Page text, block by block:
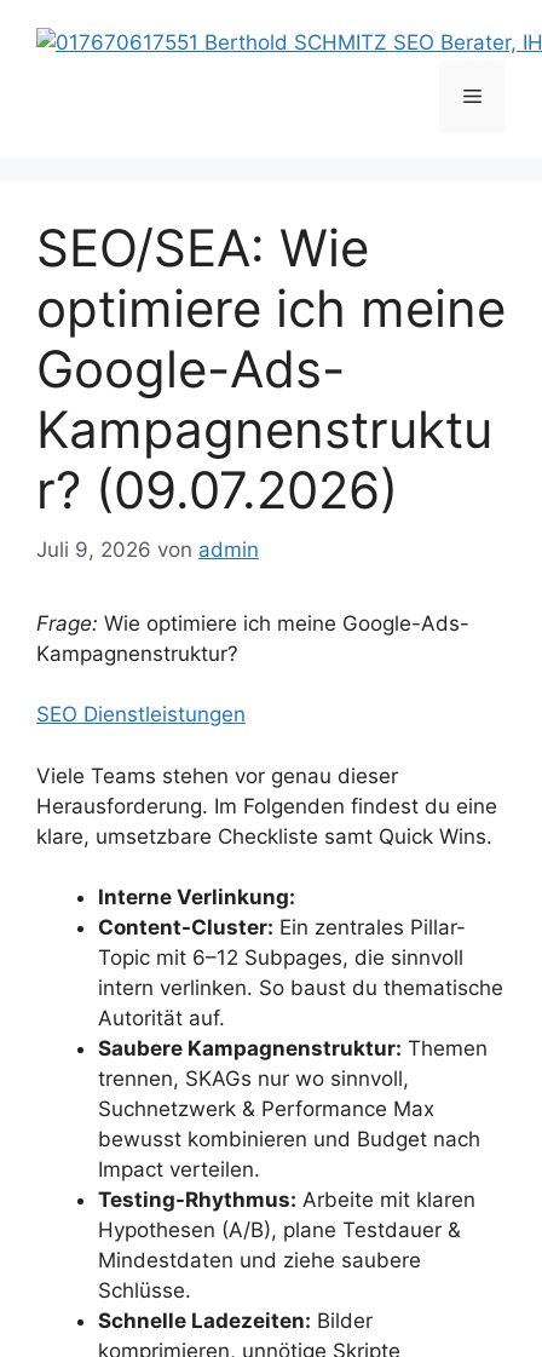
Inhalt
Menü
SEO/SEA: Wie
optimiere ich meine
Google-Ads-
Kampagnenstruktu
r? (09.07.2026)
Juli 9, 2026 von admin
Frage: Wie optimiere ich meine Google-Ads-
Kampagnenstruktur?
SEO Dienstleistungen
Viele Teams stehen vor genau dieser
Herausforderung. Im Folgenden findest du eine
klare, umsetzbare Checkliste samt Quick Wins.
Interne Verlinkung:
Content-Cluster: Ein zentrales Pillar-
Topic mit 6–12 Subpages, die sinnvoll
intern verlinken. So baust du thematische
Autorität auf.
Saubere Kampagnenstruktur: Themen
trennen, SKAGs nur wo sinnvoll,
Suchnetzwerk & Performance Max
bewusst kombinieren und Budget nach
Impact verteilen.
Testing-Rhythmus: Arbeite mit klaren
Hypothesen (A/B), plane Testdauer &
Mindestdaten und ziehe saubere
Schlüsse.
Schnelle Ladezeiten: Bilder
komprimieren, unnötige Skripte